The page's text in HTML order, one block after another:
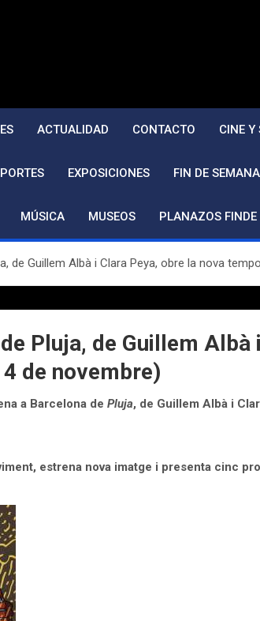
ACTUALIDAD CONTACTO CINE Y
EXPOSICIONES FIN DE SEMANA
MÚSICA MUSEOS PLANAZOS FINDE
de Guillem Albà i Clara Peya, obre la nova
Pluja, de Guillem
de novembre)
a Barcelona de Pluja, de Guillem Albà i
estrena nova imatge i presenta cinc